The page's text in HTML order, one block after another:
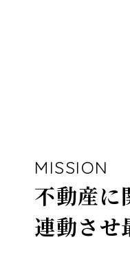
MISSION
不動産に
連動させ